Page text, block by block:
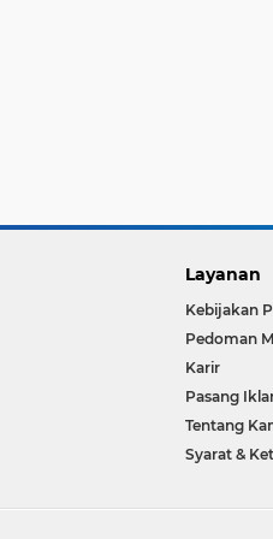
Layanan
Kebijakan
Pedoman
Karir
Pasang
Tentang
Syarat &